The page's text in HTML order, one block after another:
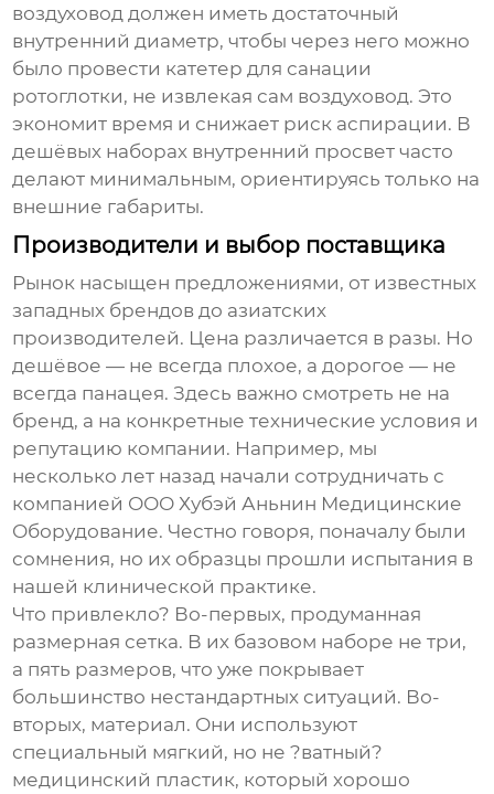
воздуховод должен иметь достаточный
внутренний диаметр, чтобы через него можно
было провести катетер для санации
ротоглотки, не извлекая сам воздуховод. Это
экономит время и снижает риск аспирации. В
дешёвых наборах внутренний просвет часто
делают минимальным, ориентируясь только на
внешние габариты.
Производители и выбор поставщика
Рынок насыщен предложениями, от известных
западных брендов до азиатских
производителей. Цена различается в разы. Но
дешёвое — не всегда плохое, а дорогое — не
всегда панацея. Здесь важно смотреть не на
бренд, а на конкретные технические условия и
репутацию компании. Например, мы
несколько лет назад начали сотрудничать с
компанией ООО Хубэй Аньнин Медицинские
Оборудование. Честно говоря, поначалу были
сомнения, но их образцы прошли испытания в
нашей клинической практике.
Что привлекло? Во-первых, продуманная
размерная сетка. В их базовом наборе не три,
а пять размеров, что уже покрывает
большинство нестандартных ситуаций. Во-
вторых, материал. Они используют
специальный мягкий, но не ?ватный?
медицинский пластик, который хорошо